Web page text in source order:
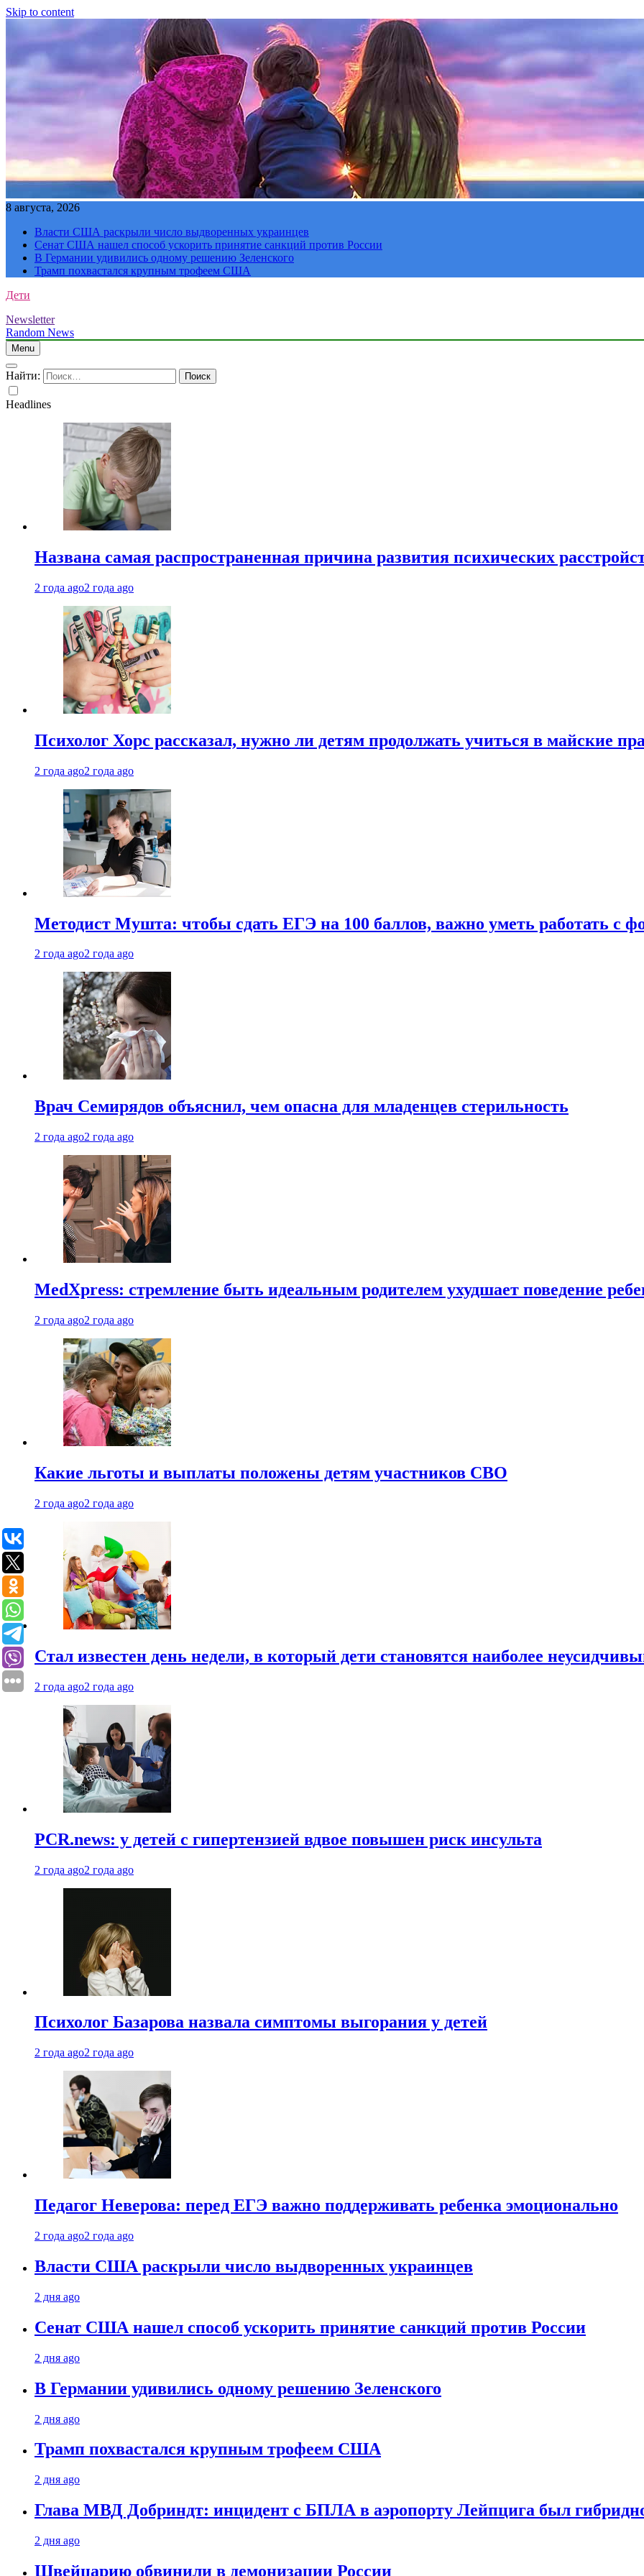
Skip to content
8 августа, 2026
Власти США раскрыли число выдворенных украинцев
Сенат США нашел способ ускорить принятие санкций против России
В Германии удивились одному решению Зеленского
Трамп похвастался крупным трофеем США
Дети
Newsletter
Random News
Menu
Найти:
Headlines
Названа самая распространенная причина развития психических
2 года ago2 года ago
Психолог Хорс рассказал, нужно ли детям продолжать учиться в майские
2 года ago2 года ago
Методист Мушта: чтобы сдать ЕГЭ на 100 баллов, важно уметь работать с
2 года ago2 года ago
Врач Семирядов объяснил, чем опасна для младенцев стерильность
2 года ago2 года ago
MedXpress: стремление быть идеальным родителем ухудшает поведение
2 года ago2 года ago
Какие льготы и выплаты положены детям участников СВО
2 года ago2 года ago
Стал известен день недели, в который дети становятся наиболее
2 года ago2 года ago
PCR.news: у детей с гипертензией вдвое повышен риск инсульта
2 года ago2 года ago
Психолог Базарова назвала симптомы выгорания у детей
2 года ago2 года ago
Педагог Неверова: перед ЕГЭ важно поддерживать ребенка эмоционально
2 года ago2 года ago
Власти США раскрыли число выдворенных украинцев
2 дня ago
Сенат США нашел способ ускорить принятие санкций против России
2 дня ago
В Германии удивились одному решению Зеленского
2 дня ago
Трамп похвастался крупным трофеем США
2 дня ago
Глава МВД Добриндт: инцидент с БПЛА в аэропорту Лейпцига был
2 дня ago
Швейцарию обвинили в демонизации России